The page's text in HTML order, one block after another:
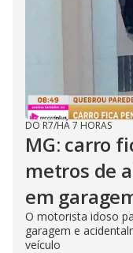
DO R7/HÁ 7 HORAS
MG: carro
metros de
em
O motorista idoso
garagem e
veículo